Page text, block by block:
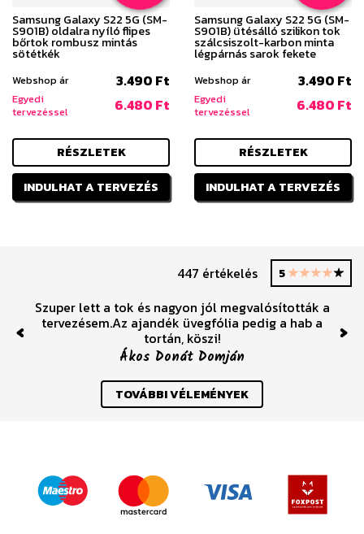
Samsung Galaxy S22 5G (SM-
S901B) oldalra nyíló flipes
bőrtok rombusz mintás
sötétkék
Webshop ár 3.490 Ft
Egyedi
tervezéssel
6.480 Ft
RÉSZLETEK
INDULHAT A TERVEZÉS
Samsung Galaxy S22 5G (SM-
S901B) ütésálló szilikon tok
szálcsiszolt-karbon minta
légpárnás sarok fekete
Webshop ár 3.490 Ft
Egyedi
tervezéssel
6.480 Ft
RÉSZLETEK
INDULHAT A TERVEZÉS
447 értékelés 5
Szuper lett a tok és nagyon jól megvalósították a
tervezésem.Az ajandék üvegfólia pedig a hab a
tortán, köszi!
Ákos Donát Domján
Previous
TOVÁBBI VÉLEMÉNYEK